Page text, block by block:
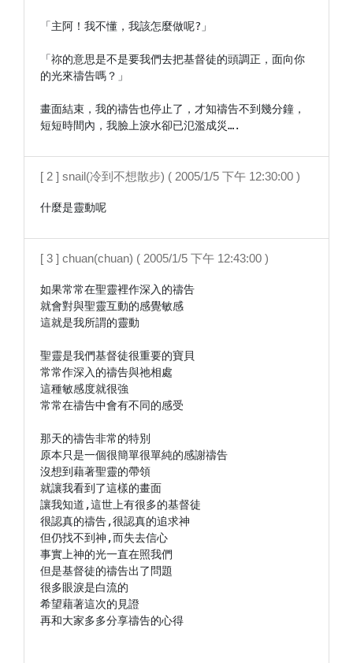
「主阿！我不懂，我該怎麼做呢?」
「祢的意思是不是要我們去把基督徒的頭調正，面向你
的光來禱告嗎？」
畫面結束，我的禱告也停止了，才知禱告不到幾分鐘，
[ 2 ] snail(冷到不想散步) ( 2005/1/5 下午 12:30:00 )
什麼是靈動呢
[ 3 ] chuan(chuan) ( 2005/1/5 下午 12:43:00 )
如果常常在聖靈裡作深入的禱告
就會對與聖靈互動的感覺敏感
這就是我所謂的靈動
聖靈是我們基督徒很重要的寶貝
常常作深入的禱告與祂相處
這種敏感度就很強
常常在禱告中會有不同的感受
那天的禱告非常的特別
原本只是一個很簡單很單純的感謝禱告
沒想到藉著聖靈的帶領
就讓我看到了這樣的畫面
讓我知道,這世上有很多的基督徒
很認真的禱告,很認真的追求神
但仍找不到神,而失去信心
事實上神的光一直在照我們
但是基督徒的禱告出了問題
很多眼淚是白流的
希望藉著這次的見證
再和大家多多分享禱告的心得